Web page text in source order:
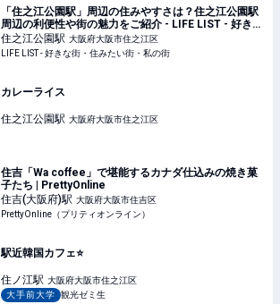
「住之江公園駅」周辺の住みやすさは？住之江公園駅
周辺の利便性や街の魅力をご紹介 - LIFE LIST - 好きな
街・住みたい街・私の街
住之江公園駅 大阪府大阪市住之江区
LIFE LIST - 好きな街・住みたい街・私の街
カレーライス
住之江公園駅 大阪府大阪市住之江区
住吉「Wa coffee」で堪能するカナダ仕込みの焼き菓
子たち | PrettyOnline
住吉(大阪府)駅 大阪府大阪市住吉区
PrettyOnline（プリティオンライン）
駅近韓国カフェ⭐️
住ノ江駅 大阪府大阪市住之江区
大手前大学
観光ゼミ生